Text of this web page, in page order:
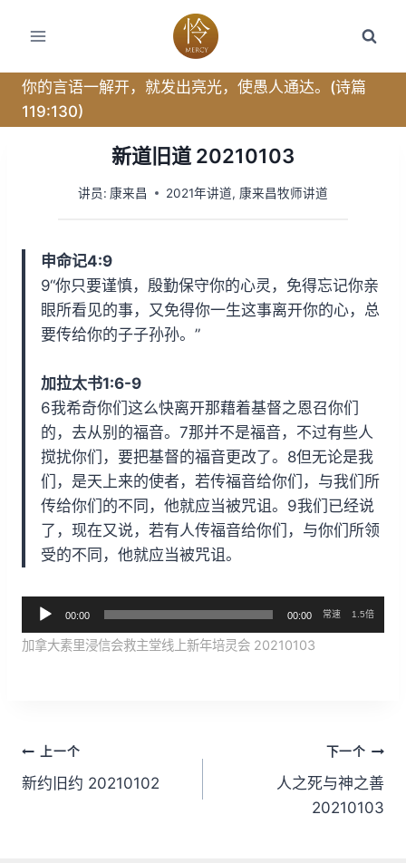
你的言语一解开，就发出亮光，使愚人通达。(诗篇
119:130)
新道旧道 20210103
讲员: 康来昌 2021年讲道, 康来昌牧师讲道
申命记4:9
9“你只要谨慎，殷勤保守你的心灵，免得忘记你亲
眼所看见的事，又免得你一生这事离开你的心，总
要传给你的子子孙孙。”
加拉太书1:6-9
6我希奇你们这么快离开那藉着基督之恩召你们
的，去从别的福音。7那并不是福音，不过有些人
搅扰你们，要把基督的福音更改了。8但无论是我
们，是天上来的使者，若传福音给你们，与我们所
传给你们的不同，他就应当被咒诅。9我们已经说
了，现在又说，若有人传福音给你们，与你们所领
受的不同，他就应当被咒诅。
频
播
00:00 00:00 常速 1.5倍
加拿大素里浸信会救主堂线上新年培灵会 20210103
文
章
上一个
新约旧约 20210102
下一个
人之死与神之善
20210103